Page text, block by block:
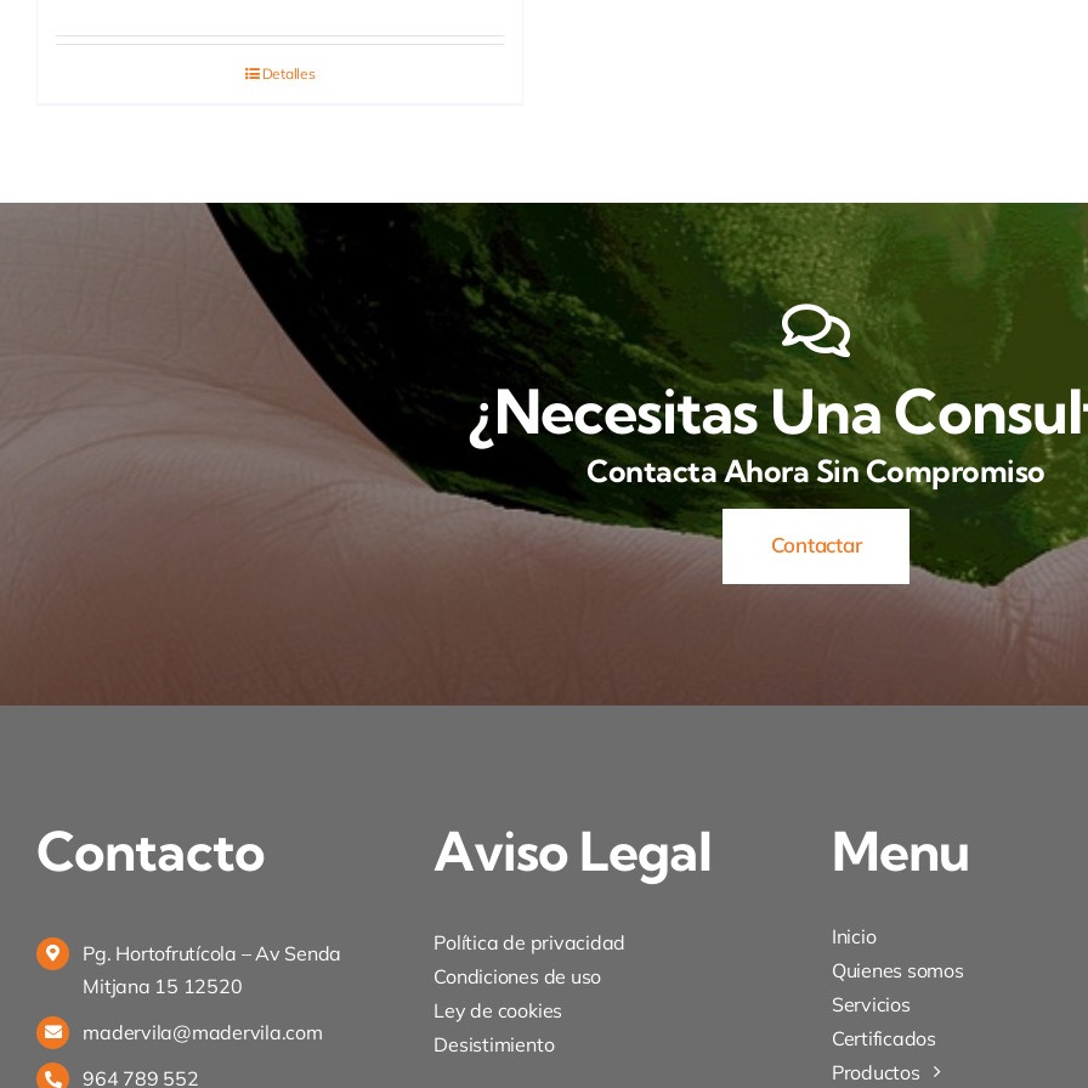
Detalles
¿Necesitas Una
Contacta Ahora Sin Compromiso
Contactar
Contacto
Pg. Hortofrutícola – Av Senda
Mitjana 15 12520
madervila@madervila.com
964 789 552
Aviso Legal
Política de privacidad
Condiciones de uso
Ley de cookies
Desistimiento
Menu
Inicio
Quienes somos
Servicios
Certificados
Productos